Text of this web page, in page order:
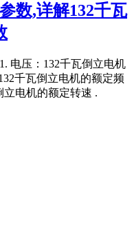
数,详解132千瓦
电压：132千瓦倒立电机
千瓦倒立电机的额定频
立电机的额定转速 .